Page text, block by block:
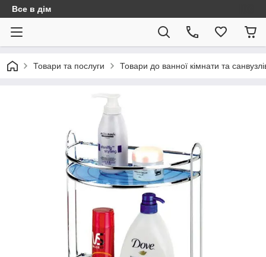
Все в дім
Товари та послуги Товари до ванної кімнати та